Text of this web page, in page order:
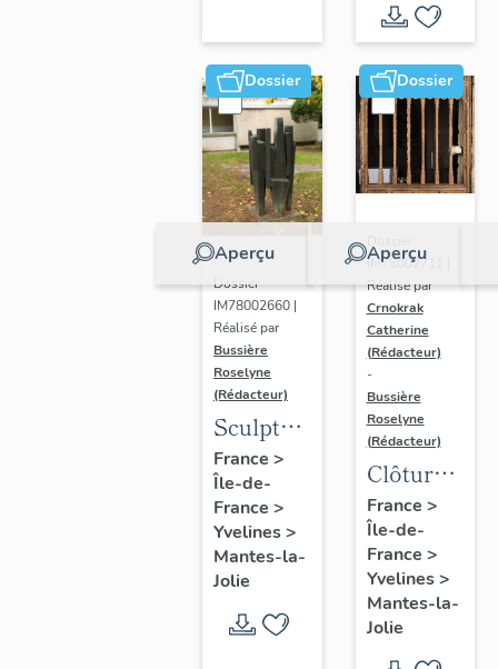
Dossier
Aperçu
Dossier
IM78002660 |
Réalisé par
Bussière
Roselyne
(Rédacteur)
Sculpture
: la
Ronde
France >
Île-de-
France >
Yvelines>
Mantes-la-
Jolie
Dossier
Aperçu
IM78002711 |
Réalisé par
Crnokrak
Catherine
(Rédacteur)
-
Bussière
Roselyne
(Rédacteur)
Clôture
de
chœur
France >
Île-de-
France >
Yvelines>
Mantes-la-
Jolie